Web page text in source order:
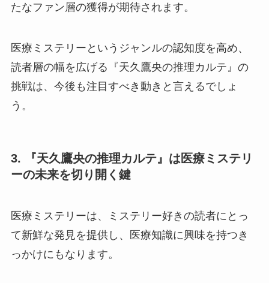
たなファン層の獲得が期待されます。
医療ミステリーというジャンルの認知度を高め、
読者層の幅を広げる『天久鷹央の推理カルテ』の
挑戦は、今後も注目すべき動きと言えるでしょ
う。
3. 『天久鷹央の推理カルテ』は医療ミステリ
ーの未来を切り開く鍵
医療ミステリーは、ミステリー好きの読者にとっ
て新鮮な発見を提供し、医療知識に興味を持つき
っかけにもなります。